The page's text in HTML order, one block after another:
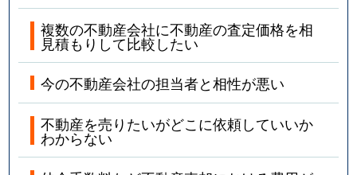
複数の不動産会社に不動産の査定価格を相
見積もりして比較したい
今の不動産会社の担当者と相性が悪い
不動産を売りたいがどこに依頼していいか
わからない